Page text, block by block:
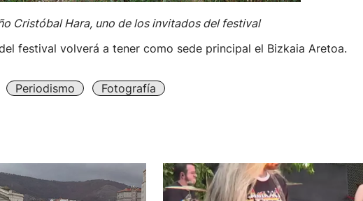
Cristóbal Hara, uno de los invitados del festival
festival volverá a tener como sede principal el Bizkaia Aretoa.
Periodismo Fotografía